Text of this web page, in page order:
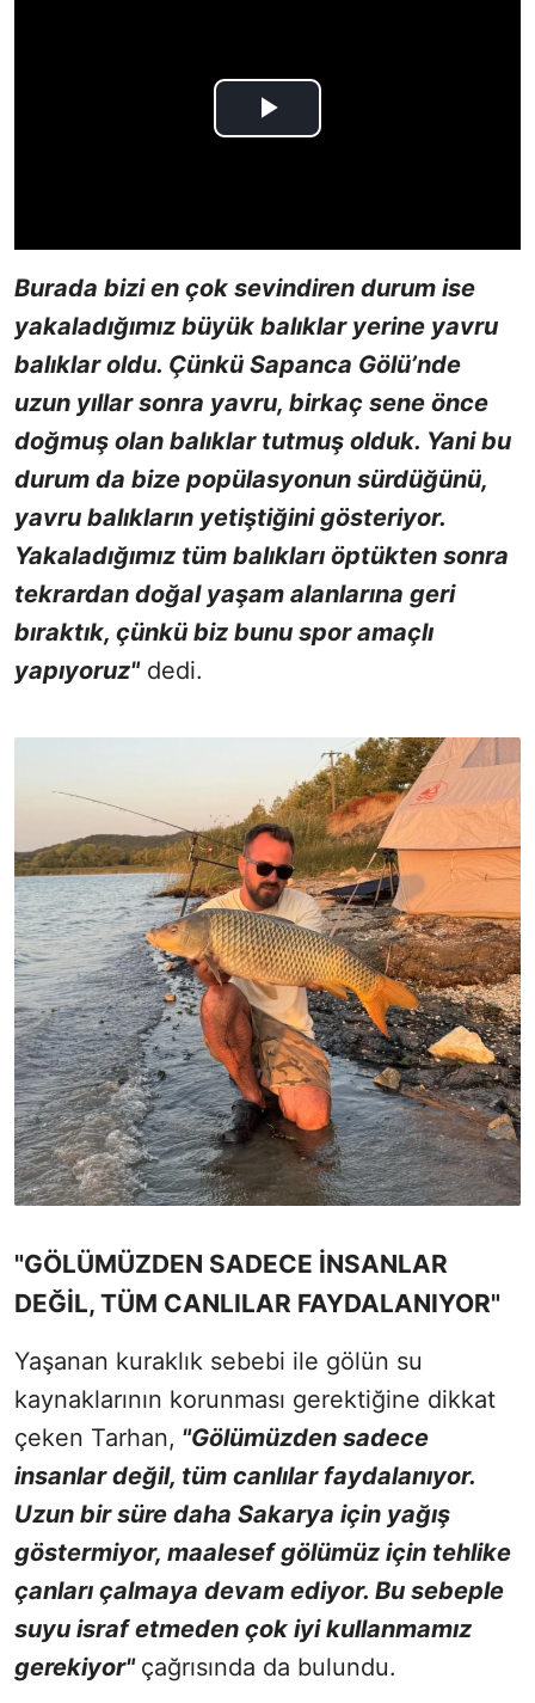
Burada bizi en çok sevindiren durum ise
yakaladığımız büyük balıklar yerine yavru
balıklar oldu. Çünkü Sapanca Gölü’nde
uzun yıllar sonra yavru, birkaç sene önce
doğmuş olan balıklar tutmuş olduk. Yani bu
durum da bize popülasyonun sürdüğünü,
yavru balıkların yetiştiğini gösteriyor.
Yakaladığımız tüm balıkları öptükten sonra
tekrardan doğal yaşam alanlarına geri
bıraktık, çünkü biz bunu spor amaçlı
yapıyoruz"dedi.
"GÖLÜMÜZDEN SADECE İNSANLAR
DEĞİL, TÜM CANLILAR FAYDALANIYOR"
Yaşanan kuraklık sebebi ile gölün su
kaynaklarının korunması gerektiğine dikkat
çeken Tarhan, "Gölümüzden sadece
insanlar değil, tüm canlılar faydalanıyor.
Uzun bir süre daha Sakarya için yağış
göstermiyor, maalesef gölümüz için tehlike
çanları çalmaya devam ediyor. Bu sebeple
suyu israf etmeden çok iyi kullanmamız
gerekiyor" çağrısında da bulundu.